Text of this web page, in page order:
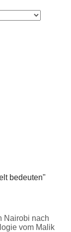
Nairobi nach
vom Malik